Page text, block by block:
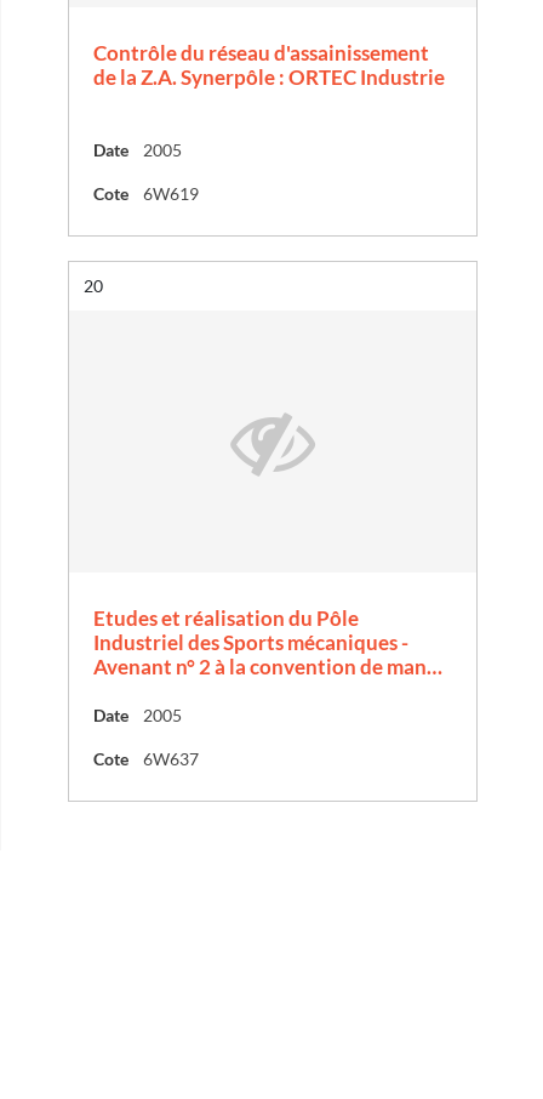
Contrôle du réseau d'assainissement
de la Z.A. Synerpôle : ORTEC Industrie
Date 2005
Cote 6W619
Résultat n°
20
Etudes et réalisation du Pôle
Industriel des Sports mécaniques -
Avenant n° 2 à la convention de man…
Date 2005
Cote 6W637